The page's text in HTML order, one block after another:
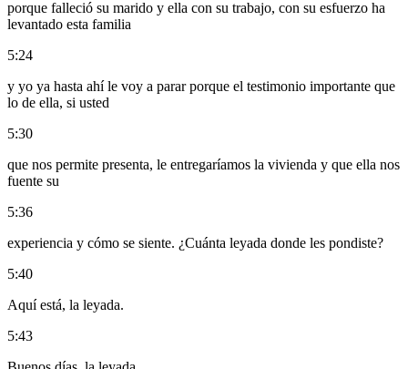
porque falleció su marido y ella con su trabajo, con su esfuerzo ha
levantado esta familia
5:24
y yo ya hasta ahí le voy a parar porque el testimonio importante que
lo de ella, si usted
5:30
que nos permite presenta, le entregaríamos la vivienda y que ella nos
fuente su
5:36
experiencia y cómo se siente. ¿Cuánta leyada donde les pondiste?
5:40
Aquí está, la leyada.
5:43